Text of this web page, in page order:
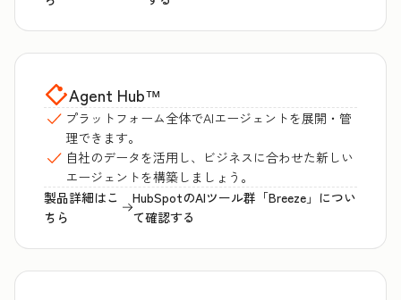
Agent Hub™
プラットフォーム全体でAIエージェントを展開・管
理できます。
自社のデータを活用し、ビジネスに合わせた新しい
エージェントを構築しましょう。
製品詳細はこ
ちら
HubSpotのAIツール群「Breeze」につい
て確認する